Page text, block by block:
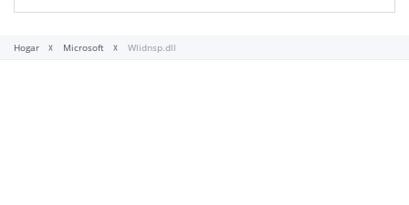
Hogar Microsoft Wlidnsp.dll